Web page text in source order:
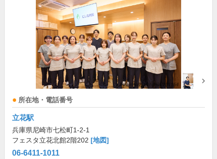
所在地・電話番号
立花駅
兵庫県尼崎市七松町1-2-1
フェスタ立花北館2階202 [地図]
06-6411-1011